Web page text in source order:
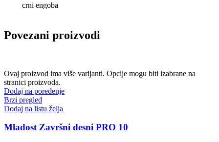
crni engoba
Povezani proizvodi
Ovaj proizvod ima više varijanti. Opcije mogu biti izabrane na
stranici proizvoda.
Dodaj na poređenje
Brzi pregled
Dodaj na listu želja
Mladost Završni desni PRO 10